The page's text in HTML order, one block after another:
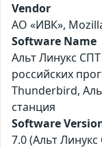
Vendor
АО «ИВК»,
Software Name
Альт Линукс
российских
Thunderbird,
станция
Software
7.0 (Альт